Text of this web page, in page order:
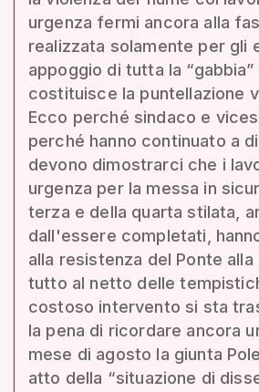
urgenza fermi ancora alla
realizzata solamente per gli
appoggio di tutta la
costituisce la puntellazione
Ecco perché sindaco e
perché hanno continuato a
devono dimostrarci che i
urgenza per la messa in
terza e della quarta stilata,
dall'essere completati,
alla resistenza del Ponte alla
tutto al netto delle
costoso intervento si sta
la pena di ricordare ancora
mese di agosto la giunta
atto della “situazione di